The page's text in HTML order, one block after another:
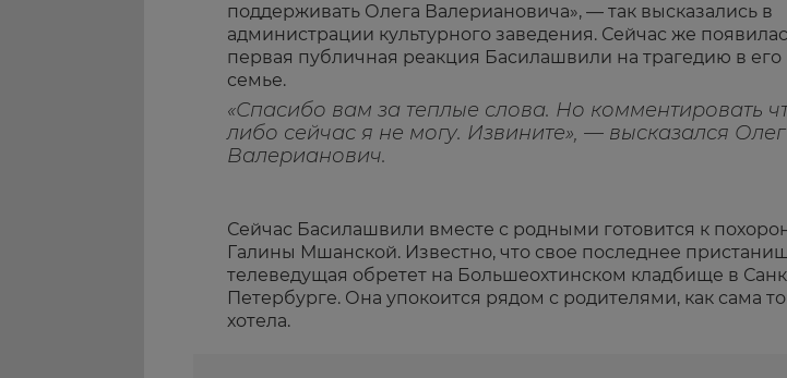
поддерживать Олега Валериановича», — так высказались в
администрации культурного заведения. Сейчас же
первая публичная реакция Басилашвили на трагедию в его
семье.
«Спасибо вам за теплые слова. Но комментировать
либо сейчас я не могу. Извините», — высказался Олег
Валерианович.
Сейчас Басилашвили вместе с родными готовится к
Галины Мшанской. Известно, что свое последнее
телеведущая обретет на Большеохтинском кладбище в
Петербурге. Она упокоится рядом с родителями, как сама
хотела.